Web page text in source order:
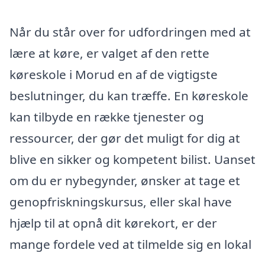
Når du står over for udfordringen med at
lære at køre, er valget af den rette
køreskole i Morud en af de vigtigste
beslutninger, du kan træffe. En køreskole
kan tilbyde en række tjenester og
ressourcer, der gør det muligt for dig at
blive en sikker og kompetent bilist. Uanset
om du er nybegynder, ønsker at tage et
genopfriskningskursus, eller skal have
hjælp til at opnå dit kørekort, er der
mange fordele ved at tilmelde sig en lokal